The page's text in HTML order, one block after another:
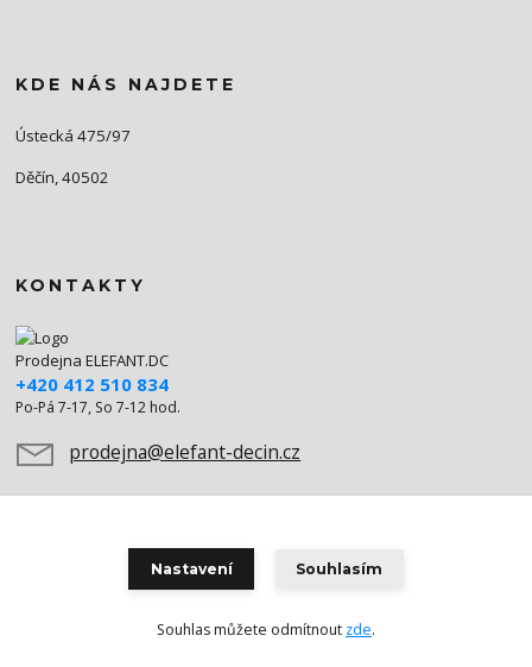
KDE NÁS NAJDETE
Ústecká 475/97
Děčín, 40502
KONTAKTY
Prodejna ELEFANT.DC
+420 412 510 834
Po-Pá 7-17, So 7-12 hod.
prodejna@elefant-decin.cz
Vytvořeno na Eshop-rychle.cz
Nastavení Souhlasím
Souhlas můžete odmítnout zde.